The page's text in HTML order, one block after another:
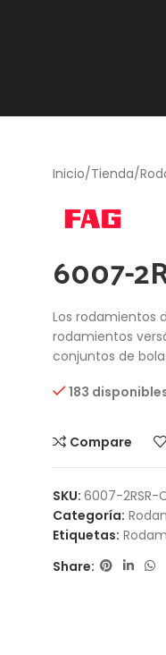
Inicio Tienda
6007-
Los rodamientos
rodamientos
conjuntos de
183
Compare
SKU: 6007-2RSR-
Categoría:
Etiquetas:
Share: